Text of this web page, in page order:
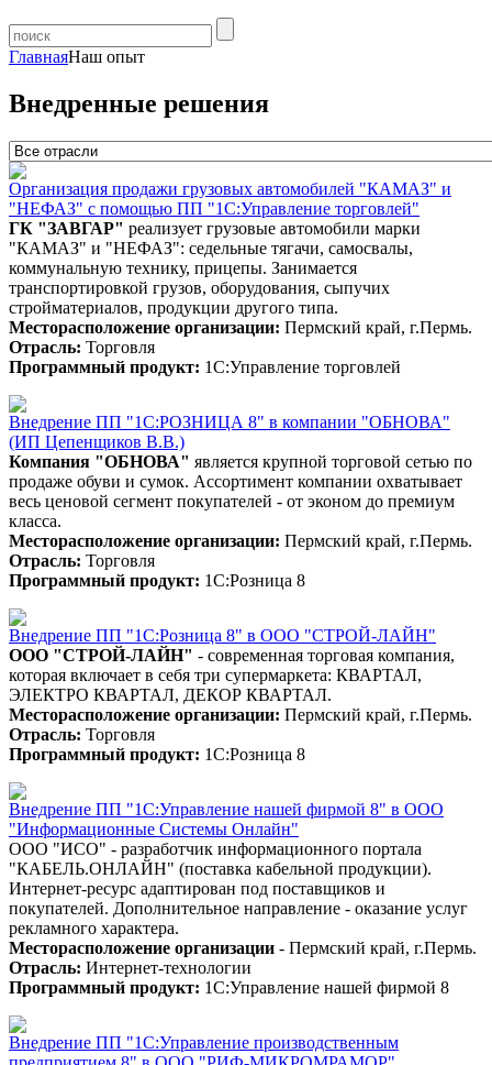
ГлавнаяНаш опыт
Внедренные решения
Организация продажи грузовых автомобилей "КАМАЗ" и
"НЕФАЗ" с помощью ПП "1С:Управление торговлей"
ГК "ЗАВГАР" реализует грузовые автомобили марки
"КАМАЗ" и "НЕФАЗ": седельные тягачи, самосвалы,
коммунальную технику, прицепы. Занимается
транспортировкой грузов, оборудования, сыпучих
стройматериалов, продукции другого типа.
Месторасположение организации: Пермский край, г.Пермь.
Отрасль: Торговля
Программный продукт: 1С:Управление торговлей
Внедрение ПП "1С:РОЗНИЦА 8" в компании "ОБНОВА"
(ИП Цепенщиков В.В.)
Компания "ОБНОВА" является крупной торговой сетью по
продаже обуви и сумок. Ассортимент компании охватывает
весь ценовой сегмент покупателей - от эконом до премиум
класса.
Месторасположение организации: Пермский край, г.Пермь.
Отрасль: Торговля
Программный продукт: 1С:Розница 8
Внедрение ПП "1С:Розница 8" в ООО "СТРОЙ-ЛАЙН"
ООО "СТРОЙ-ЛАЙН" - современная торговая компания,
которая включает в себя три супермаркета: КВАРТАЛ,
ЭЛЕКТРО КВАРТАЛ, ДЕКОР КВАРТАЛ.
Месторасположение организации: Пермский край, г.Пермь.
Отрасль: Торговля
Программный продукт: 1С:Розница 8
Внедрение ПП "1С:Управление нашей фирмой 8" в ООО
"Информационные Системы Онлайн"
ООО "ИСО" - разработчик информационного портала
"КАБЕЛЬ.ОНЛАЙН" (поставка кабельной продукции).
Интернет-ресурс адаптирован под поставщиков и
покупателей. Дополнительное направление - оказание услуг
рекламного характера.
Месторасположение организации - Пермский край, г.Пермь.
Отрасль: Интернет-технологии
Программный продукт: 1С:Управление нашей фирмой 8
Внедрение ПП "1С:Управление производственным